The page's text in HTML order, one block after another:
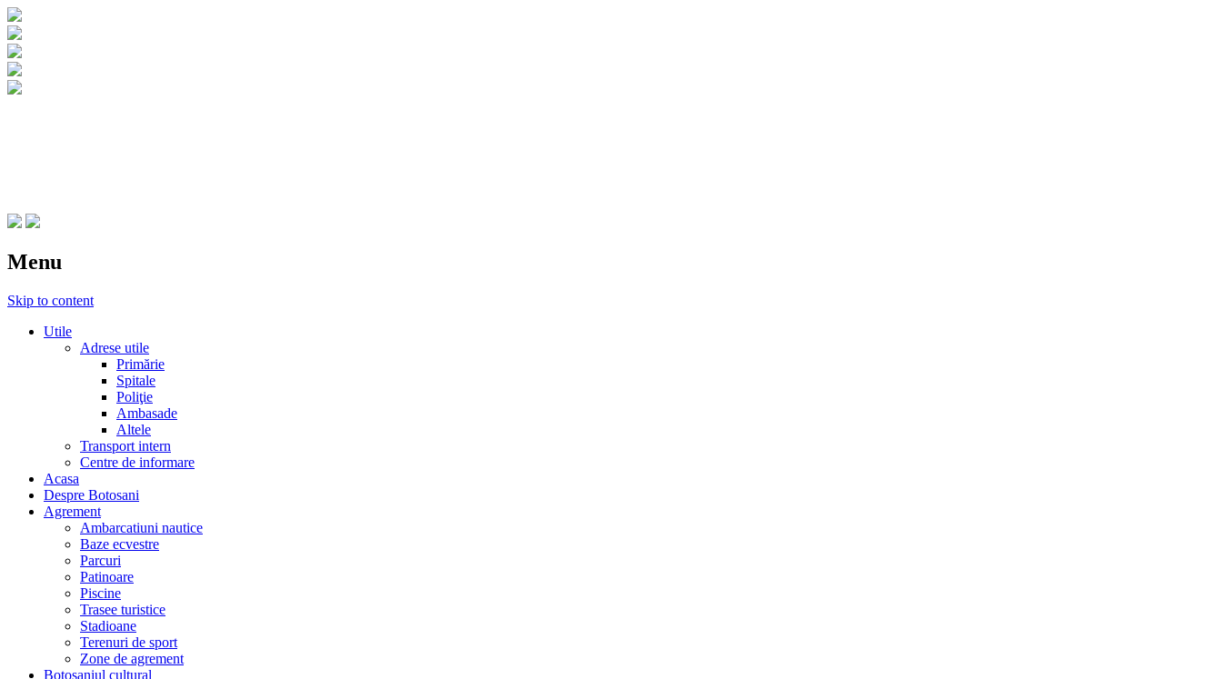
Menu
Skip to content
Utile
Adrese utile
Primărie
Spitale
Poliţie
Ambasade
Altele
Transport intern
Centre de informare
Acasa
Despre Botosani
Agrement
Ambarcatiuni nautice
Baze ecvestre
Parcuri
Patinoare
Piscine
Trasee turistice
Stadioane
Terenuri de sport
Zone de agrement
Botosaniul cultural